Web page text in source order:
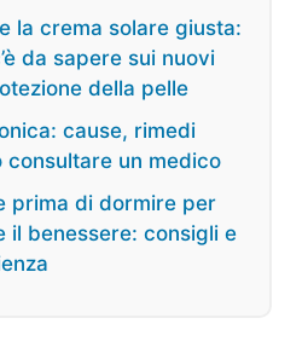
la crema solare giusta:
da sapere sui nuovi
della pelle
cause, rimedi
consultare un medico
prima di dormire per
il benessere: consigli e